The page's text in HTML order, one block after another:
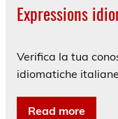
Expressions
Verifica la tua
idiomatiche
Read more